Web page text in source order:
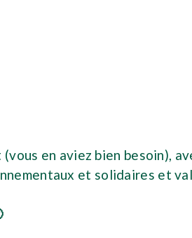
en aviez bien besoin),
et solidaires et